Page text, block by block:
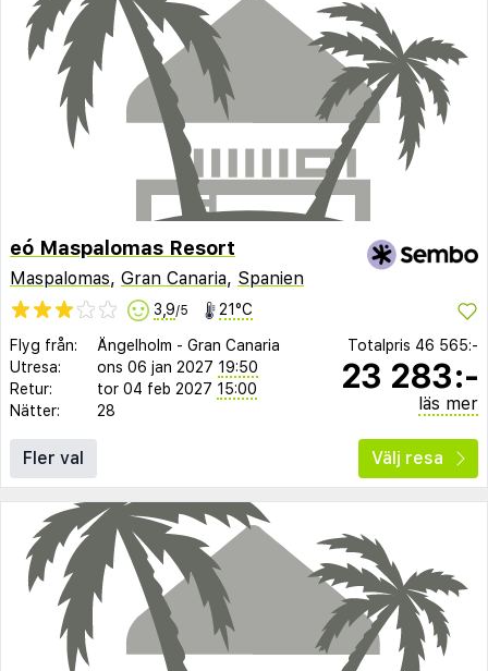
eó Maspalomas Resort
Maspalomas, Gran Canaria, Spanien
3,9/5 21°C
Flyg från: Ängelholm - Gran Canaria
Utresa:
ons 06 jan 2027 19:50
Retur:
tor 04 feb 2027 15:00
Nätter:
28
Totalpris 46 565:-
23 283:-
läs mer
Fler val Välj resa